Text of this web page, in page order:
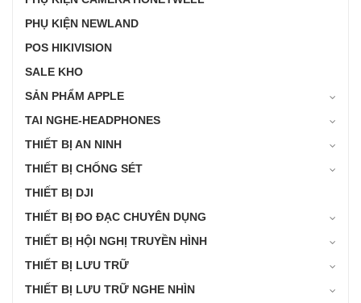
PHỤ KIỆN NEWLAND
POS HIKIVISION
SALE KHO
SẢN PHẨM APPLE
TAI NGHE-HEADPHONES
THIẾT BỊ AN NINH
THIẾT BỊ CHỐNG SÉT
THIẾT BỊ DJI
THIẾT BỊ ĐO ĐẠC CHUYÊN DỤNG
THIẾT BỊ HỘI NGHỊ TRUYỀN HÌNH
THIẾT BỊ LƯU TRỮ
THIẾT BỊ LƯU TRỮ NGHE NHÌN